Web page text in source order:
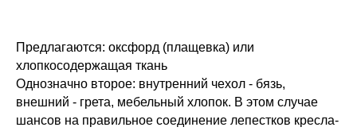
Предлагаются: оксфорд (плащевка) или
хлопкосодержащая ткань
Однозначно второе: внутренний чехол - бязь,
внешний - грета, мебельный хлопок. В этом случае
шансов на правильное соединение лепестков кресла-